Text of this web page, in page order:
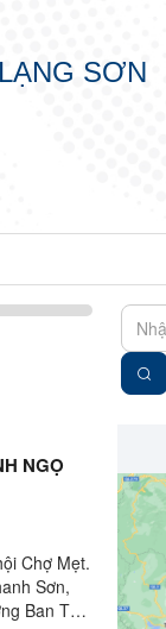
SƠN
NGỌ
Chợ Mẹt.
Sơn,
Ban Tổ